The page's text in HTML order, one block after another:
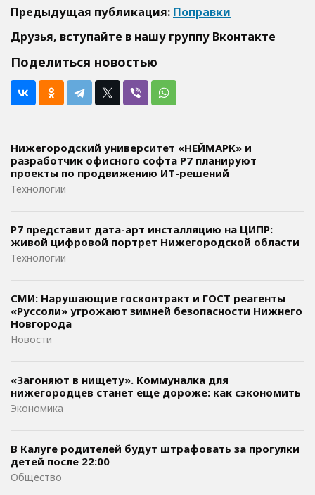
Предыдущая публикация: Поправки
Друзья, вступайте в нашу группу Вконтакте
Поделиться новостью
Нижегородский университет «НЕЙМАРК» и
разработчик офисного софта P7 планируют
проекты по продвижению ИТ-решений
Технологии
Р7 представит дата-арт инсталляцию на ЦИПР:
живой цифровой портрет Нижегородской области
Технологии
СМИ: Нарушающие госконтракт и ГОСТ реагенты
«Руссоли» угрожают зимней безопасности Нижнего
Новгорода
Новости
«Загоняют в нищету». Коммуналка для
нижегородцев станет еще дороже: как сэкономить
Экономика
В Калуге родителей будут штрафовать за прогулки
детей после 22:00
Общество